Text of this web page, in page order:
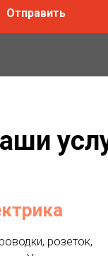
Отправить
розеток,